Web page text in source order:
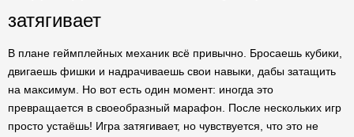
затягивает
В плане геймплейных механик всё привычно. Бросаешь кубики,
двигаешь фишки и надрачиваешь свои навыки, дабы затащить
на максимум. Но вот есть один момент: иногда это
превращается в своеобразный марафон. После нескольких игр
просто устаёшь! Игра затягивает, но чувствуется, что это не